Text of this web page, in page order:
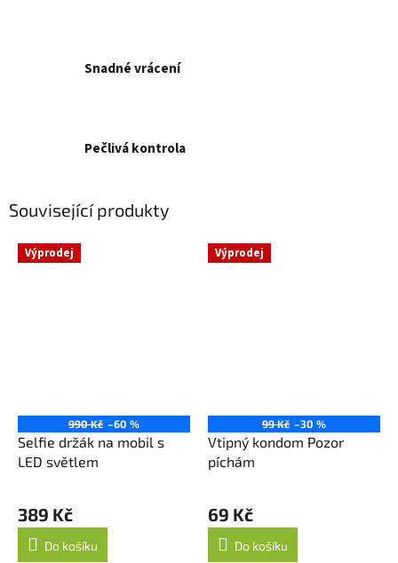
Snadné vrácení
Pečlivá kontrola
Související produkty
Výprodej
990 Kč –60 %
Selfie držák na mobil s
LED světlem
389 Kč
Do košíku
Výprodej
99 Kč –30 %
Vtipný kondom Pozor
píchám
69 Kč
Do košíku